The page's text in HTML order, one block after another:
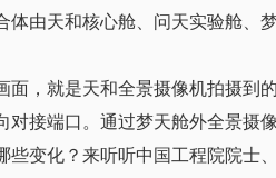
体由天和核心舱、问天实验舱、
面，就是天和全景摄像机拍摄到
对接端口。通过梦天舱外全景摄
些变化？来听听中国工程院院士